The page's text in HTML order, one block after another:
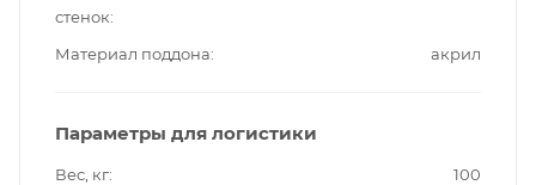
стенок
Материал поддона
акрил
Параметры для логистики
Вес, кг 100